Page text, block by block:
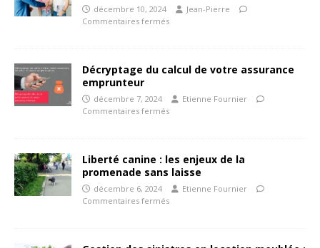
décembre 10, 2024
Jean-Pierre
Commentaires fermés
Décryptage du calcul de votre assurance
emprunteur
décembre 7, 2024
Etienne Fournier
Commentaires fermés
Liberté canine : les enjeux de la
promenade sans laisse
décembre 6, 2024
Etienne Fournier
Commentaires fermés